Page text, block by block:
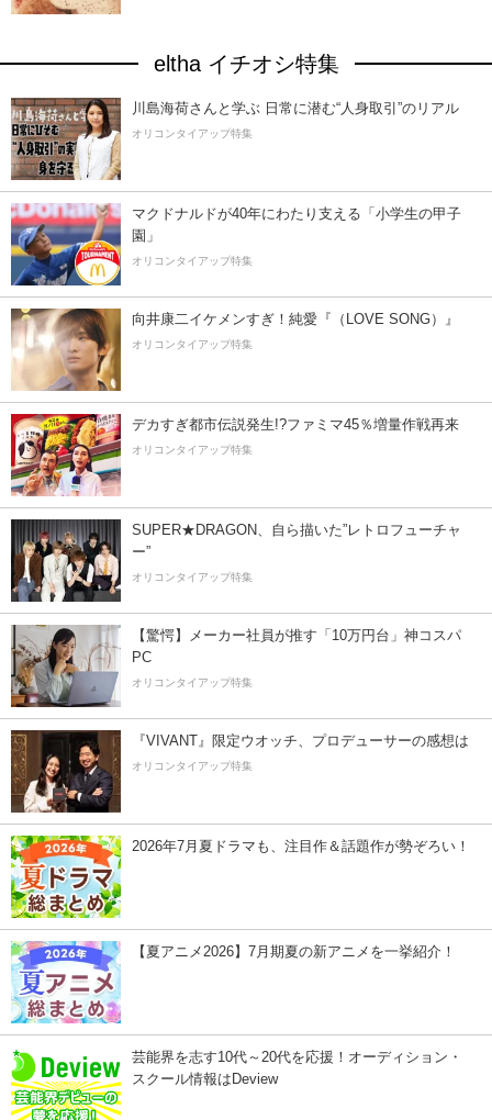
eltha イチオシ特集
川島海荷さんと学ぶ 日常に潜む“人身取引”のリアル
オリコンタイアップ特集
マクドナルドが40年にわたり支える「小学生の甲子
園」
オリコンタイアップ特集
向井康二イケメンすぎ！純愛『（LOVE SONG）』
オリコンタイアップ特集
デカすぎ都市伝説発生!?ファミマ45％増量作戦再来
オリコンタイアップ特集
SUPER★DRAGON、自ら描いた”レトロフューチャ
ー”
オリコンタイアップ特集
【驚愕】メーカー社員が推す「10万円台」神コスパ
PC
オリコンタイアップ特集
『VIVANT』限定ウオッチ、プロデューサーの感想は
オリコンタイアップ特集
2026年7月夏ドラマも、注目作＆話題作が勢ぞろい！
【夏アニメ2026】7月期夏の新アニメを一挙紹介！
芸能界を志す10代～20代を応援！オーディション・
スクール情報はDeview